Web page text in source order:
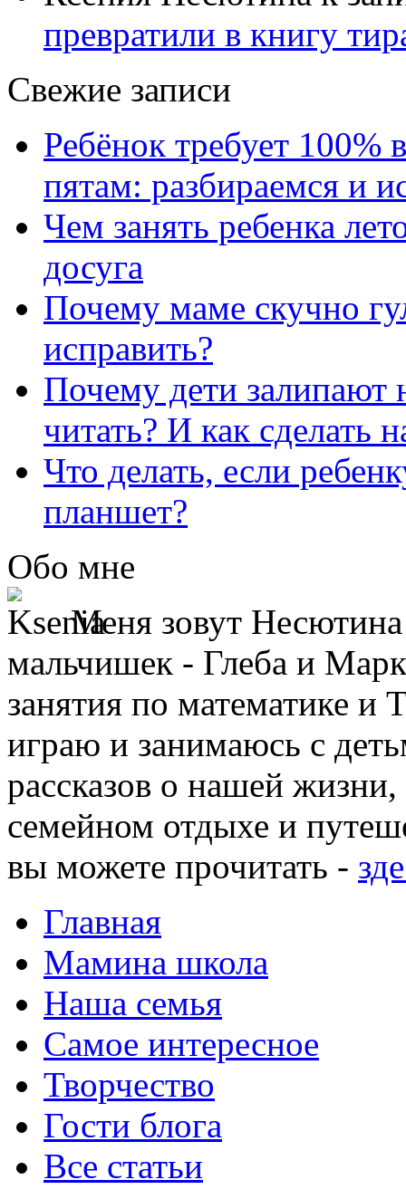
превратили в книгу
Свежие записи
Ребёнок требует 100%
пятам: разбираемся и
Чем занять ребенка
досуга
Почему маме скучно
исправить?
Почему дети залипают
читать? И как сделать
Что делать, если
планшет?
Обо мне
Меня зовут
мальчишек - Глеба и
занятия по математике
играю и занимаюсь с
рассказов о нашей
семейном отдыхе и
вы можете прочитать -
Главная
Мамина школа
Наша семья
Самое интересное
Творчество
Гости блога
Все статьи